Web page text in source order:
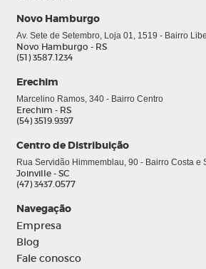
Novo Hamburgo
Av. Sete de Setembro, Loja 01, 1519 - Bairro
Novo Hamburgo - RS
(51) 3587.1234
Erechim
Marcelino Ramos, 340 - Bairro Centro
Erechim - RS
(54) 3519.9397
Centro de Distribuição
Rua Servidão Himmemblau, 90 - Bairro Costa e
Joinville - SC
(47) 3437.0577
Navegação
Empresa
Blog
Fale conosco